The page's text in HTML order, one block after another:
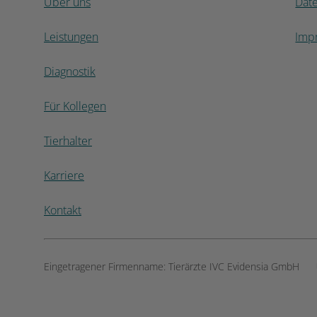
Leistungen
Diagnostik
Für Kollegen
Tierhalter
Karriere
Kontakt
Eingetragener Firmenname: Tierärzte IVC Evidensia GmbH